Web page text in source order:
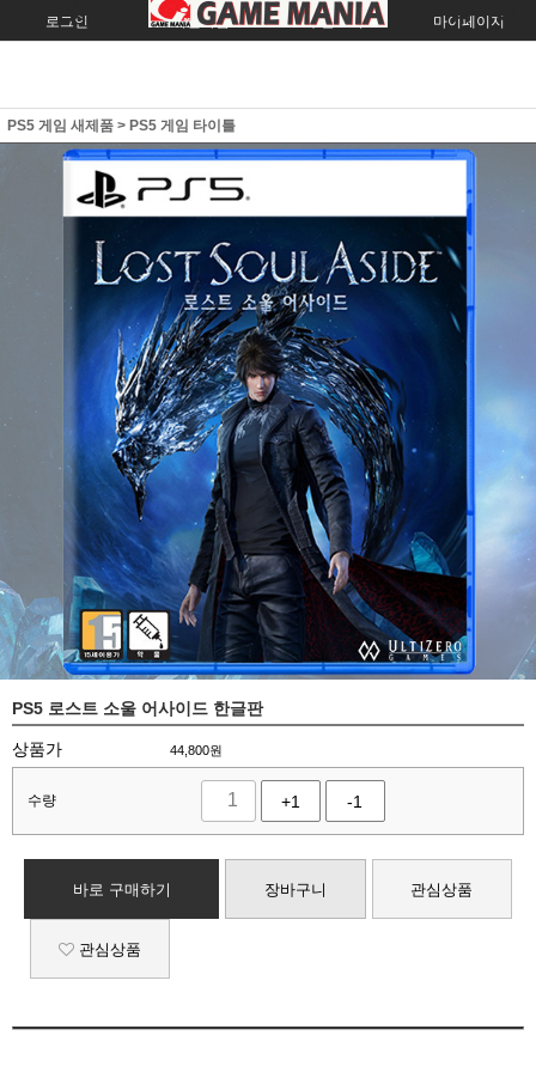
로그인 회원가입 주문조회 마이페이지
PS5 게임 새제품 > PS5 게임 타이틀
PS5 로스트 소울 어사이드 한글판
상품가 44,800원
수량 +1 -1
바로 구매하기 장바구니 관심상품
관심상품